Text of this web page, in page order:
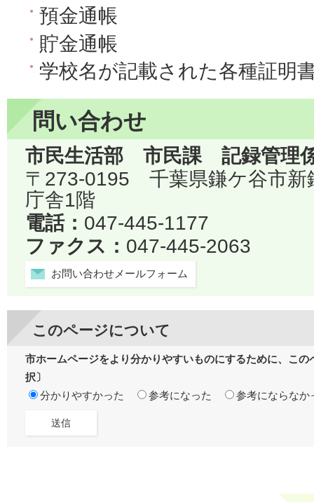
預金通帳
貯金通帳
学校名が記載された各種証
問い合わせ
市民生活部 市民課 記録管理
〒273-0195 千葉県鎌ケ谷市
庁舎1階
電話： 047-445-1177
ファクス： 047-445-2063
お問い合わせメールフォーム
このページについて
市ホームページをより分かりやすいものにするために、こ
択〕
分かりやすかった
参考になった 参考にならなか